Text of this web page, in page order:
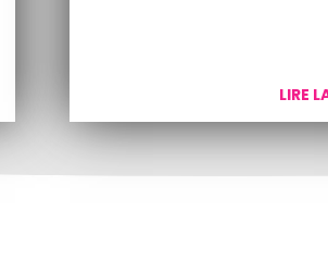
LIRE